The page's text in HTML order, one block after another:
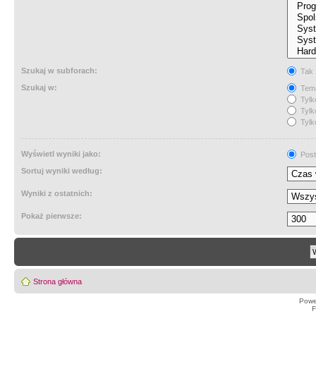
Szukaj w subforach:
Tak
Szukaj w:
Wyświetl wyniki jako:
Sortuj wyniki według:
Wyniki z ostatnich:
Pokaż pierwsze:
Strona główna